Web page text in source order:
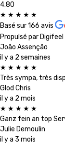
4.80
★ ★ ★ ★ ★
Basé sur166 avis
Propulsé par Digifeel
João Assenção
il y a 2 semaines
★ ★ ★ ★ ★
Très sympa, très
Glod Chris
il y a 2 mois
★ ★ ★ ★ ★
Ganz fein an top
Julie Demoulin
il y a 3 mois